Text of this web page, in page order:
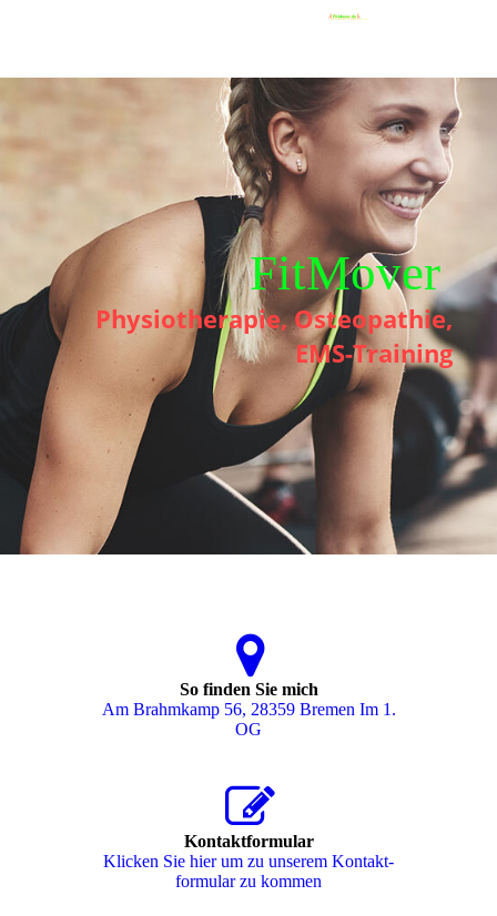
FitMover
Physiotherapie, Osteopathie,
EMS-Training
So finden Sie mich
Am Brahmkamp 56, 28359 Bremen Im 1.
OG
Kontaktformular
Klicken Sie hier um zu unserem Kon­takt­
for­mu­lar zu kommen